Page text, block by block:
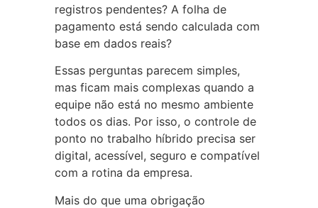
registros pendentes? A folha de
pagamento está sendo calculada com
base em dados reais?
Essas perguntas parecem simples,
mas ficam mais complexas quando a
equipe não está no mesmo ambiente
todos os dias. Por isso, o controle de
ponto no trabalho híbrido precisa ser
digital, acessível, seguro e compatível
com a rotina da empresa.
Mais do que uma obrigação